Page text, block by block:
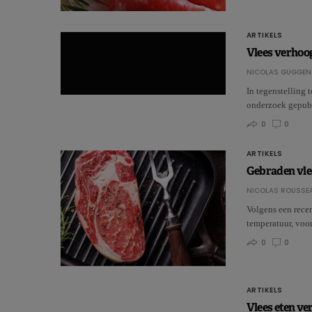
ARTIKELS
Vlees
NICOLAS
In tegenstelling
onderzoek
0
0
ARTIKELS
Gebraden
NICOLAS
Volgens een
temperatuur,
0
0
ARTIKELS
Vlees eten